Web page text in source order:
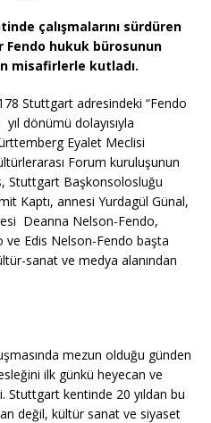
o
p
y
Li
n
k
ei
le
n
çalışmalarını sürdüren
Fendo hukuk bürosunun
misafirlerle kutladı.
Stuttgart adresindeki “Fendo
yıl dönümü dolayısıyla
Eyalet Meclisi
Forum kuruluşunun
Stuttgart Başkonsolosluğu
Kaptı, annesi Yurdagül Günal,
Deanna Nelson-Fendo,
ve Edis Nelson-Fendo başta
sanat ve medya alanından
mezun olduğu günden
ilk günkü heyecan ve
Stuttgart kentinde 20 yıldan bu
değil, kültür sanat ve siyaset